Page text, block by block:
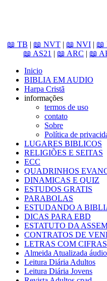
📖 TB | 📖 NVT | 📖 NVI | 📖
📖 AS21 | 📖 ARC | 📖
Inicio
BIBLIA EM AUDIO
Harpa Cristã
informações
termos de uso
contato
Sobre
Política de
LUGARES BIBLICOS
RELIGIÕES E SEITAS
ECC
QUADRINHOS
DINAMICAS E QUIZ
ESTUDOS GRATIS
PARABOLAS
ESTUDANDO A
DICAS PARA EBD
ESTATUTO DA
CONTRATOS DE
LETRAS COM CIFRAS
Almeida Atualizada áudio
Leitura Diária Adultos
Leitura Diária Jovens